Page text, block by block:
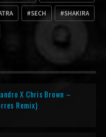
SECH SHAKIRA
X Chris Brown –
Remix)